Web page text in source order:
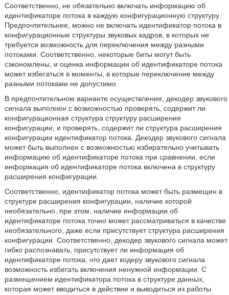
Соответственно, не обязательно включать информацию об
идентификаторе потока в каждую конфигурационную структуру.
Предпочтительнее, можно не включать идентификатор потока в
конфигурационные структуры звуковых кадров, в которых не
требуется возможность для переключения между разными
потоками. Соответственно, некоторые биты могут быть
сэкономлены, и оценка информации об идентификаторе потока
может избегаться в моменты, в которые переключение между
разными потоками не допустимо.
В предпочтительном варианте осуществления, декодер звукового
сигнала выполнен с возможностью проверять, содержит ли
конфигурационная структура структуру расширения
конфигурации, и проверять, содержит ли структура расширения
конфигурации идентификатор потока. Декодер звукового сигнала
может быть выполнен с возможностью избирательно учитывать
информацию об идентификаторе потока при сравнении, если
информация об идентификаторе потока включена в структуру
расширения конфигурации.
Соответственно, идентификатор потока может быть размещен в
структуре расширения конфигурации, наличие которой
необязательно, при этом, наличие информации об
идентификаторе потока точно может рассматриваться в качестве
необязательного, даже если присутствует структура расширения
конфигурации. Соответственно, декодер звукового сигнала может
гибко распознавать, присутствует ли информация об
идентификаторе потока, что дает кодеру звукового сигнала
возможность избегать включения ненужной информации. С
размещением идентификатора потока в структуре данных,
которая может вводиться в действие и выводиться из работы